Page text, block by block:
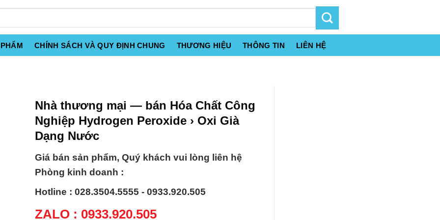
CHÍNH SÁCH VÀ QUY ĐỊNH CHUNG THƯƠNG HIỆU THÔNG TIN LIÊN HỆ
Nhà thương mại — bán Hóa Chất Công
Nghiệp Hydrogen Peroxide › Oxi Già
Dạng Nước
Giá bán sản phẩm, Quý khách vui lòng liên hệ
Phòng kinh doanh :
Hotline : 028.3504.5555 - 0933.920.505
ZALO : 0933.920.505